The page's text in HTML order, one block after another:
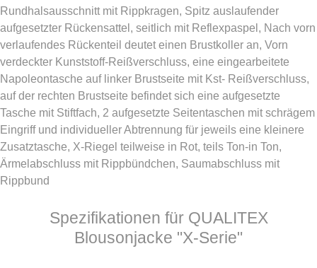
Rundhalsausschnitt mit Rippkragen, Spitz auslaufender
aufgesetzter Rückensattel, seitlich mit Reflexpaspel, Nach vorn
verlaufendes Rückenteil deutet einen Brustkoller an, Vorn
verdeckter Kunststoff-Reißverschluss, eine eingearbeitete
Napoleontasche auf linker Brustseite mit Kst- Reißverschluss,
auf der rechten Brustseite befindet sich eine aufgesetzte
Tasche mit Stiftfach, 2 aufgesetzte Seitentaschen mit schrägem
Eingriff und individueller Abtrennung für jeweils eine kleinere
Zusatztasche, X-Riegel teilweise in Rot, teils Ton-in Ton,
Ärmelabschluss mit Rippbündchen, Saumabschluss mit
Rippbund
Spezifikationen für QUALITEX
Blousonjacke "X-Serie"